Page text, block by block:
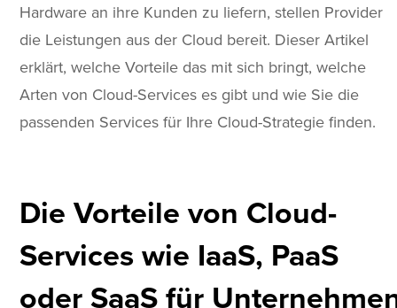
Hardware an ihre Kunden zu liefern, stellen Provider
die Leistungen aus der Cloud bereit. Dieser Artikel
erklärt, welche Vorteile das mit sich bringt, welche
Arten von Cloud-Services es gibt und wie Sie die
passenden Services für Ihre Cloud-Strategie finden.
Die Vorteile von Cloud-
Services wie IaaS, PaaS
oder SaaS für